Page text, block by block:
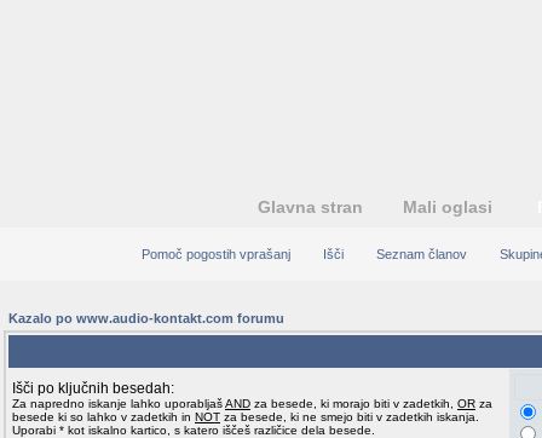
Glavna stran Mali oglasi
Pomoč pogostih vprašanj Išči Seznam članov
Kazalo po www.audio-kontakt.com forumu
Išči po ključnih besedah:
Za napredno iskanje lahko uporabljašAND za besede, ki morajo biti v zadetkih, OR za
besede ki so lahko v zadetkih in NOT za besede, ki ne smejo biti v zadetkih iskanja.
Uporabi * kot iskalno kartico, s katero iščeš različice dela besede.